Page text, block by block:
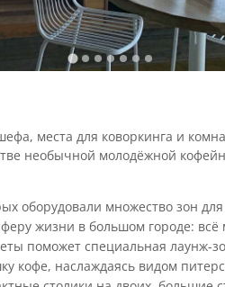
места для коворкинга и
необычной молодёжной
оборудовали множество зон
жизни в большом городе: всё
поможет специальная
кофе, наслаждаясь видом